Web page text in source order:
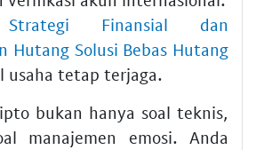
Strategi Finansial dan
Hutang Solusi Bebas Hutang
usaha tetap terjaga.
bukan hanya soal teknis,
manajemen emosi. Anda